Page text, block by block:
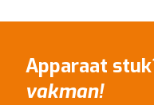
Apparaat
vakman!